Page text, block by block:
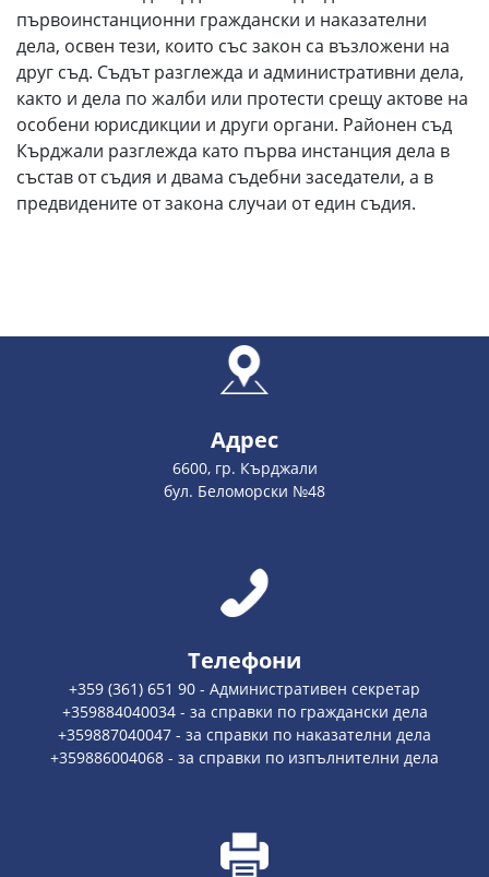
първоинстанционни граждански и наказателни
дела, освен тези, които със закон са възложени на
друг съд. Съдът разглежда и административни дела,
както и дела по жалби или протести срещу актове на
особени юрисдикции и други органи. Районен съд
Кърджали разглежда като първа инстанция дела в
състав от съдия и двама съдебни заседатели, а в
предвидените от закона случаи от един съдия.
Адрес
6600, гр. Кърджали
бул. Беломорски №48
Телефони
+359 (361) 651 90 - Административен секретар
+359884040034 - за справки по граждански дела
+359887040047 - за справки по наказателни дела
+359886004068 - за справки по изпълнителни дела